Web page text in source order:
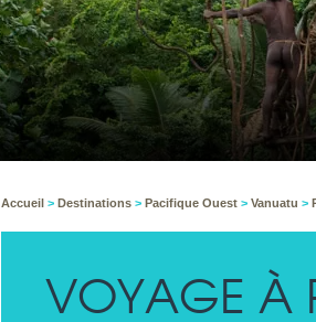
Accueil > Destinations > Pacifique Ouest > Vanuatu >
VOYAGE À